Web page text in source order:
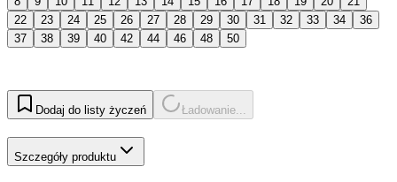
22
23 24 25 26 27 28 29 30 31 32 33 34
36
37
38 39 40 42 44 46 48 50
Dodaj do listy życzeń Ładowanie...
Szczegóły produktu